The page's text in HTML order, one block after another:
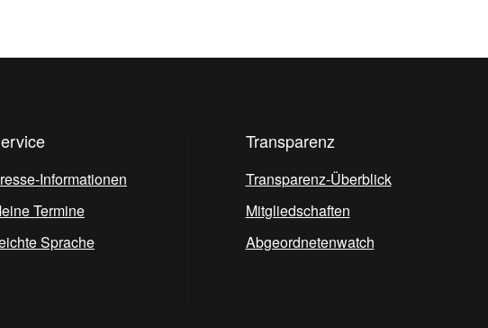
Informationen
Termine
Sprache
Transparenz
Transparenz-Überblick
Mitgliedschaften
Abgeordnetenwatch